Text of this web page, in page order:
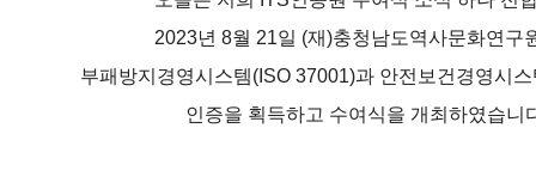
2023년 8월 21일 (재)충청남도역사문화연구
부패방지경영시스템(ISO 37001)과 안전보건경영시
인증을 획득하고 수여식을 개최하였습니